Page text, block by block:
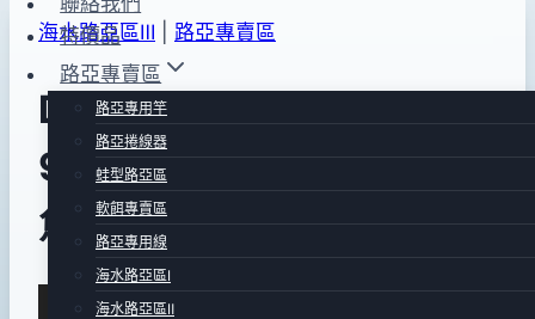
特價品
路亞專賣區
路亞專用竿
路亞捲線器
蛙型路亞區
軟餌專賣區
路亞專用線
海水路亞區Ⅰ
海水路亞區Ⅱ
海水路亞區Ⅲ 路亞專賣區
DUO Larus Minnow
95/34(藍背黑點銀身沙丁
魚)S11